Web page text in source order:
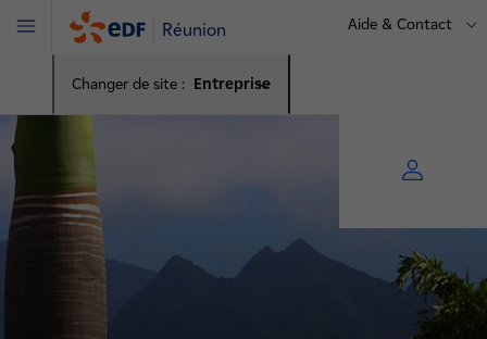
Réunion
Changer de site : Entreprise
Aide & Contact
Menu